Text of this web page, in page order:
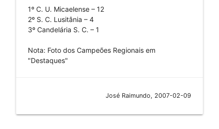
1º C. U. Micaelense – 12
2º S. C. Lusitânia – 4
3º Candelária S. C. – 1
Nota: Foto dos Campeões Regionais em
"Destaques"
José Raimundo, 2007-02-09